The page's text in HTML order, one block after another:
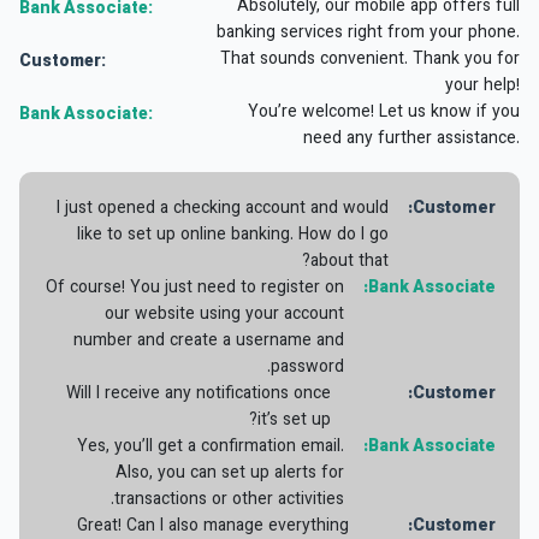
Bank Associate:
Absolutely, our mobile app offers full
banking services right from your phone.
Customer:
That sounds convenient. Thank you for
your help!
Bank Associate:
You’re welcome! Let us know if you
need any further assistance.
Customer:
I just opened a checking account and would
like to set up online banking. How do I go
about that?
Bank Associate:
Of course! You just need to register on
our website using your account
number and create a username and
password.
Customer:
Will I receive any notifications once
it’s set up?
Bank Associate:
Yes, you’ll get a confirmation email.
Also, you can set up alerts for
transactions or other activities.
Customer:
Great! Can I also manage everything